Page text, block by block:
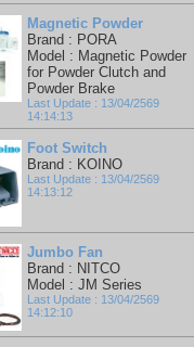
Magnetic Powder
Brand : PORA
Model : Magnetic Powder
for Powder Clutch and
Powder Brake
Last Update : 13/04/2569
14:14:13
Foot Switch
Brand : KOINO
Last Update : 13/04/2569
14:13:12
Jumbo Fan
Brand : NITCO
Model : JM Series
Last Update : 13/04/2569
14:12:10